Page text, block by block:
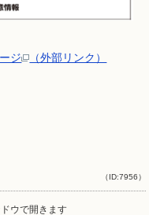
ジ （外部リンク）
（ID:7956）
ウで開きます